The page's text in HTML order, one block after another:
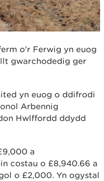
o'r Ferwig yn euog
gwarchodedig ger
yn euog o ddifrodi
Arbennig
Hwlffordd ddydd
a
costau o £8,940.66 a
o £2,000. Yn ogystal